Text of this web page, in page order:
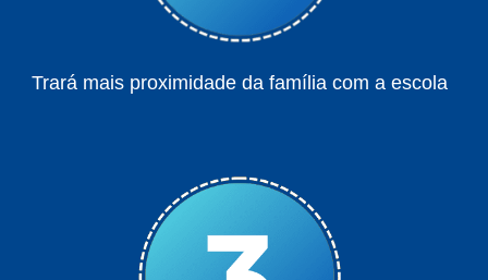
Trará mais proximidade da família com a escola